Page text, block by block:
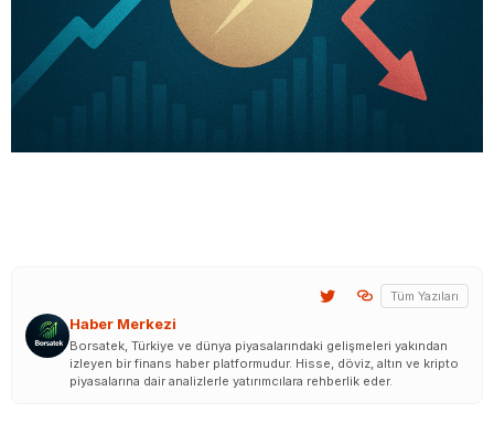
Haber Merkezi
Tüm Yazıları
Borsatek, Türkiye ve dünya piyasalarındaki gelişmeleri yakından
izleyen bir finans haber platformudur. Hisse, döviz, altın ve kripto
piyasalarına dair analizlerle yatırımcılara rehberlik eder.